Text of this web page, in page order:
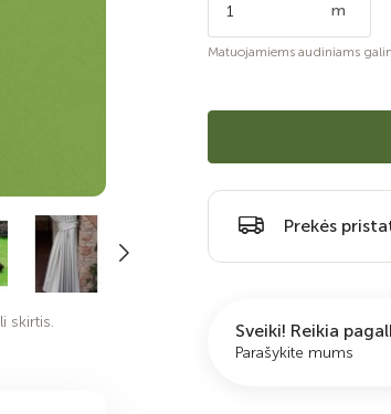
skirtis.
m
Matuojamiems audiniams
Prekės
Sveiki! Reikia
Parašykite mums